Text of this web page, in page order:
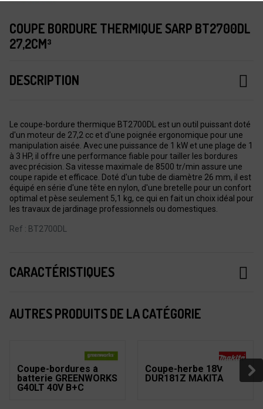
COUPE BORDURE THERMIQUE SARP BT2700DL
27,2CM³
DESCRIPTION
Le coupe-bordure thermique BT2700DL est un outil puissant doté
d'un moteur de 27,2 cc et d'une poignée ergonomique pour une
manipulation aisée. Avec une puissance de 1 kW et une plage de 1
à 3 HP, il offre une performance fiable pour tailler les bordures
avec précision. Sa vitesse maximale de 8500 tr/min assure une
coupe rapide et efficace. Doté d'un tube de diamètre 26 mm, il est
équipé en série d'une tête en nylon, d'une bretelle pour un confort
optimal et pèse seulement 5,1 kg, ce qui en fait un choix idéal pour
les travaux de jardinage professionnels ou domestiques.
Ref : BT2700DL
CARACTÉRISTIQUES
AUTRES PRODUITS DE LA CATÉGORIE
Coupe-bordures à
batterie GREENWORKS
G40LT 40V B+C
Coupe-herbe 18V
DUR181Z MAKITA